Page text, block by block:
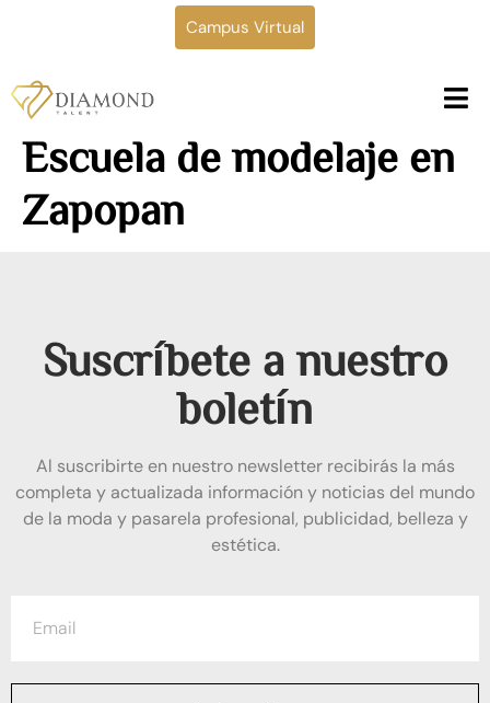
Campus Virtual
Escuela de modelaje en
Zapopan
Suscríbete a nuestro
boletín
Al suscribirte en nuestro newsletter recibirás la más
completa y actualizada información y noticias del mundo
de la moda y pasarela profesional, publicidad, belleza y
estética.